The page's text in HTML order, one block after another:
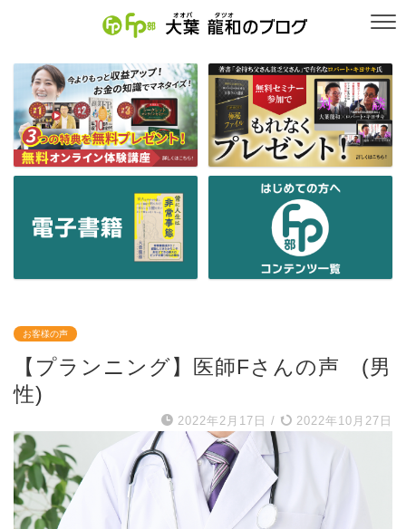
お客様の声
【プランニング】医師Fさんの声 (男
性)
2022年2月17日 / 2022年10月27日